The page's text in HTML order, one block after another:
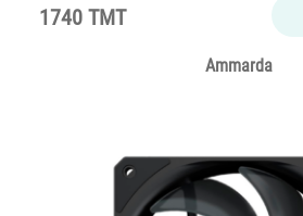
1740 TMT
Ammarda